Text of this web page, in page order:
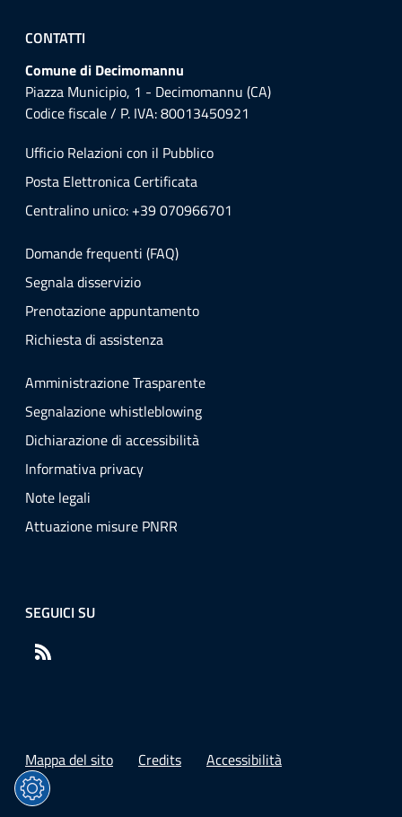
CONTATTI
Comune di Decimomannu
Piazza Municipio, 1 - Decimomannu (CA)
Codice fiscale / P. IVA: 80013450921
Ufficio Relazioni con il Pubblico
Posta Elettronica Certificata
Centralino unico: +39 070966701
Domande frequenti (FAQ)
Segnala disservizio
Prenotazione appuntamento
Richiesta di assistenza
Amministrazione Trasparente
Segnalazione whistleblowing
Dichiarazione di accessibilità
Informativa privacy
Note legali
Attuazione misure PNRR
SEGUICI SU
Mappa del sito Credits Accessibilità